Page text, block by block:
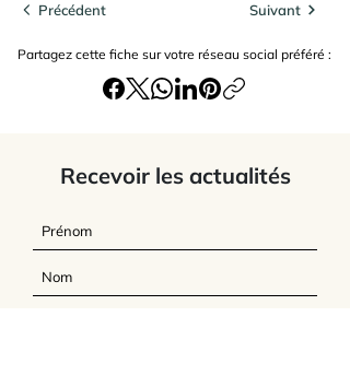
Précédent Suivant
Partagez cette fiche sur votre réseau social préféré :
Recevoir les actualités